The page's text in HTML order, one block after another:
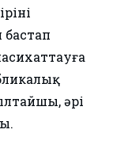
бастап
әрі